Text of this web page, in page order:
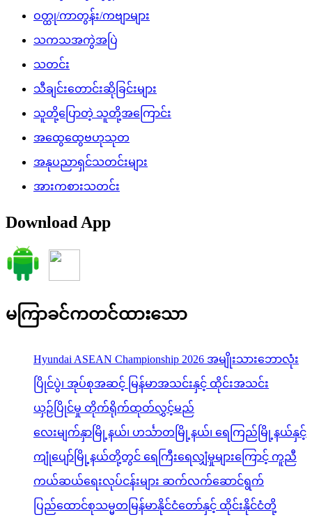
ဝတ္ထု/ကာတွန်း/ကဗျာများ
သကသအကွဲအပြဲ
သတင်း
သီချင်းတောင်းဆိုခြင်းများ
သူတို့ပြောတဲ့ သူတို့အကြောင်း
အထွေထွေဗဟုသုတ
အနုပညာရှင်သတင်းများ
အားကစားသတင်း
Download App
မကြာခင်ကတင်ထားသော
Hyundai ASEAN Championship 2026 အမျိုးသားဘောလုံး
ပြိုင်ပွဲ၊ အုပ်စုအဆင့် မြန်မာအသင်းနှင့် ထိုင်းအသင်း
ယှဉ်ပြိုင်မှု တိုက်ရိုက်ထုတ်လွှင့်မည်
လေးမျက်နှာမြို့နယ်၊ ဟင်္သာတမြို့နယ်၊ ရေကြည်မြို့နယ်နှင့်
ကျုံပျော်မြို့နယ်တို့တွင် ရေကြီးရေလျှံမှုများကြောင့် ကူညီ
ကယ်ဆယ်ရေးလုပ်ငန်းများ ဆက်လက်ဆောင်ရွက်
ပြည်ထောင်စုသမ္မတမြန်မာနိုင်ငံတော်နှင့် ထိုင်းနိုင်ငံတို့